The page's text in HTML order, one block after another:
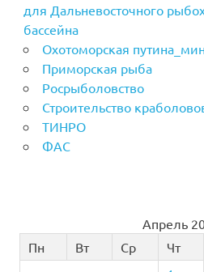
для Дальневосточного
бассейна
Охотоморская
Приморская рыба
Росрыболовство
Строительство
ТИНРО
ФАС
Апрель
Пн
Вт Ср Чт